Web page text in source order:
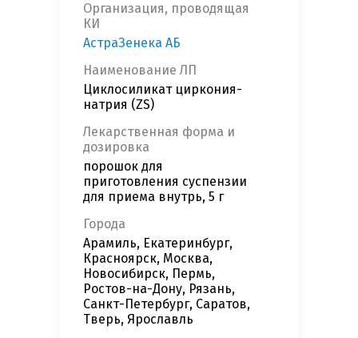
Организация, проводящая
КИ
АстраЗенека АБ
Наименование ЛП
Циклосиликат циркония-
натрия (ZS)
Лекарственная форма и
дозировка
порошок для
приготовления суспензии
для приема внутрь, 5 г
Города
Арамиль, Екатеринбург,
Красноярск, Москва,
Новосибирск, Пермь,
Ростов-на-Дону, Рязань,
Санкт-Петербург, Саратов,
Тверь, Ярославль